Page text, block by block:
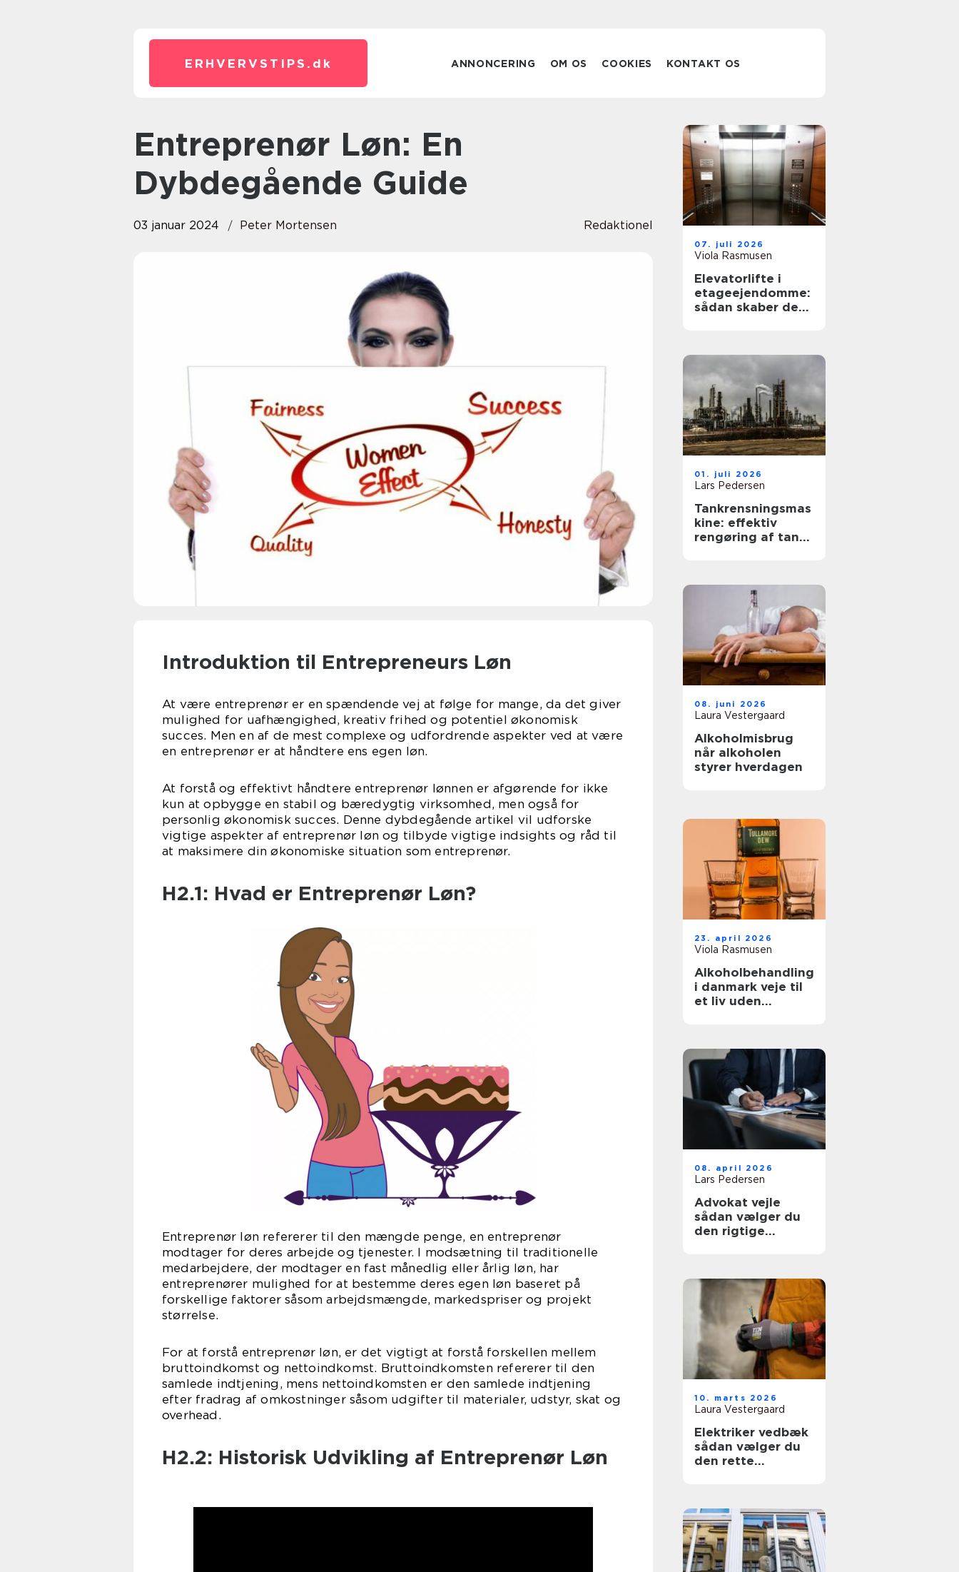
ERHVERVSTIPS. dk ANNONCERING OM OS COOKIES KONTAKT OS
Entreprenør Løn: En
Dybdegående Guide
03 januar 2024 Peter Mortensen Redaktionel
Introduktion til Entrepreneurs Løn
At være entreprenør er en spændende vej at følge for mange, da det giver
mulighed for uafhængighed, kreativ frihed og potentiel økonomisk
succes. Men en af de mest complexe og udfordrende aspekter ved at være
en entreprenør er at håndtere ens egen løn.
At forstå og effektivt håndtere entreprenør lønnen er afgørende for ikke
kun at opbygge en stabil og bæredygtig virksomhed, men også for
personlig økonomisk succes. Denne dybdegående artikel vil udforske
vigtige aspekter af entreprenør løn og tilbyde vigtige indsights og råd til
at maksimere din økonomiske situation som entreprenør.
H2.1: Hvad er Entreprenør Løn?
Entreprenør løn refererer til den mængde penge, en entreprenør
modtager for deres arbejde og tjenester. I modsætning til traditionelle
medarbejdere, der modtager en fast månedlig eller årlig løn, har
entreprenører mulighed for at bestemme deres egen løn baseret på
forskellige faktorer såsom arbejdsmængde, markedspriser og projekt
størrelse.
For at forstå entreprenør løn, er det vigtigt at forstå forskellen mellem
bruttoindkomst og nettoindkomst. Bruttoindkomsten refererer til den
samlede indtjening, mens nettoindkomsten er den samlede indtjening
efter fradrag af omkostninger såsom udgifter til materialer, udstyr, skat og
overhead.
H2.2: Historisk Udvikling af Entreprenør Løn
07. juli 2026
Viola Rasmusen
Elevatorlifte i
etageejendomme:
sådan skaber de
01. juli 2026
Lars Pedersen
Tankrensningsmas
kine: effektiv
rengøring af tanke
08. juni 2026
Laura Vestergaard
Alkoholmisbrug
når alkoholen
styrer hverdagen
23. april 2026
Viola Rasmusen
Alkoholbehandling
i danmark veje til
et liv uden
08. april 2026
Lars Pedersen
Advokat vejle
sådan vælger du
den rigtige
10. marts 2026
Laura Vestergaard
Elektriker vedbæk
sådan vælger du
den rette